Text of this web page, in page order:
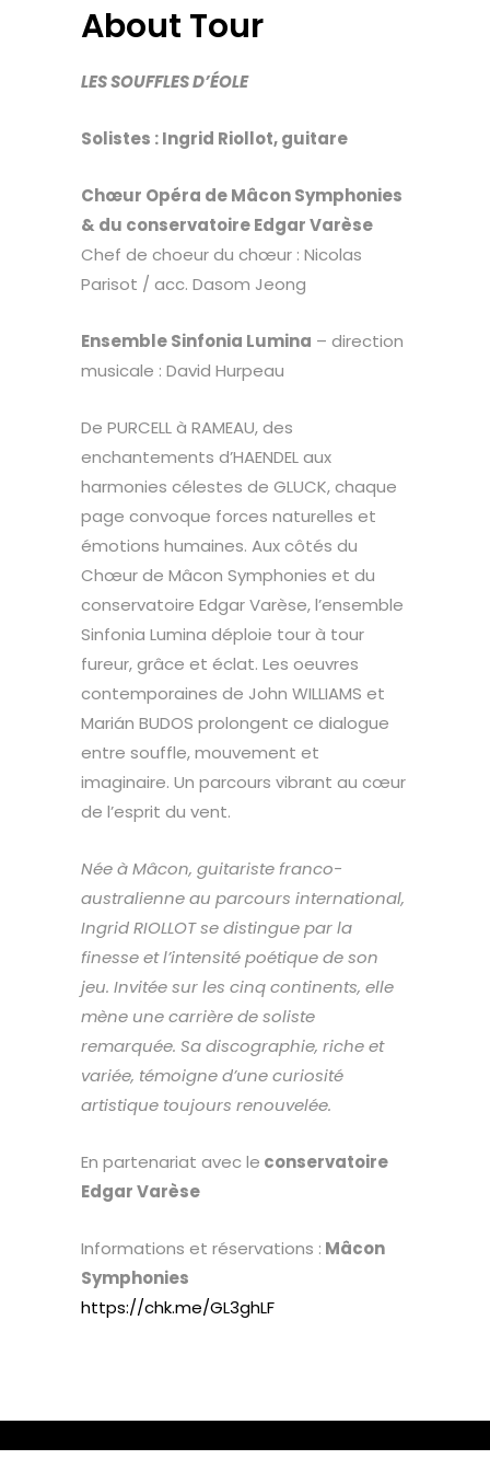
About Tour
LES SOUFFLES D’ÉOLE
Solistes : Ingrid Riollot, guitare
Chœur Opéra de Mâcon Symphonies
& du conservatoire Edgar Varèse
Chef de choeur du chœur : Nicolas
Parisot / acc. Dasom Jeong
Ensemble Sinfonia Lumina – direction
musicale : David Hurpeau
De PURCELL à RAMEAU, des
enchantements d’HAENDEL aux
harmonies célestes de GLUCK, chaque
page convoque forces naturelles et
émotions humaines. Aux côtés du
Chœur de Mâcon Symphonies et du
conservatoire Edgar Varèse, l’ensemble
Sinfonia Lumina déploie tour à tour
fureur, grâce et éclat. Les oeuvres
contemporaines de John WILLIAMS et
Marián BUDOS prolongent ce dialogue
entre souffle, mouvement et
imaginaire. Un parcours vibrant au cœur
de l’esprit du vent.
Née à Mâcon, guitariste franco-
australienne au parcours international,
Ingrid RIOLLOT se distingue par la
finesse et l’intensité poétique de son
jeu. Invitée sur les cinq continents, elle
mène une carrière de soliste
remarquée. Sa discographie, riche et
variée, témoigne d’une curiosité
artistique toujours renouvelée.
En partenariat avec le conservatoire
Edgar Varèse
Informations et réservations : Mâcon
Symphonies
https://chk.me/GL3ghLF